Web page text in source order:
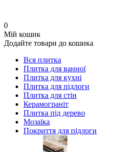
0
Мій кошик
Додайте товари до кошика
Вся плитка
Плитка для ванної
Плитка для кухні
Плитка для підлоги
Плитка для стін
Керамограніт
Плитка під дерево
Мозаїка
Покриття для підлоги